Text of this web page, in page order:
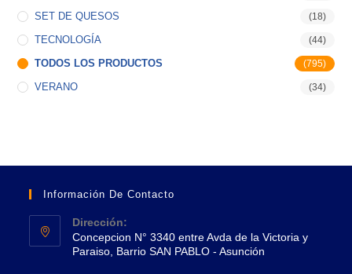
SET DE QUESOS (18)
TECNOLOGÍA (44)
TODOS LOS PRODUCTOS (795)
VERANO (34)
Información De Contacto
Dirección:
Concepcion N° 3340 entre Avda de la Victoria y
Paraiso, Barrio SAN PABLO - Asunción